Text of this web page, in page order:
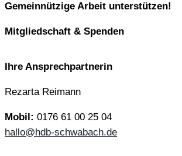
Gemeinnützige Arbeit unterstützen!
Mitgliedschaft & Spenden
Ihre Ansprechpartnerin
Rezarta Reimann
Mobil: 0176 61 00 25 04
hallo@hdb-schwabach.de